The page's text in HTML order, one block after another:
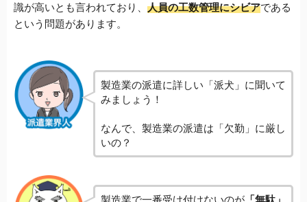
識が高いとも言われており、 人員の工数管理にシビアである
という問題があります。
製造業の派遣に詳しい「派犬」に聞いて
みましょう！
なんで、製造業の派遣は「欠勤」に厳し
いの？
製造業で一番受け付けないのが 「無駄」